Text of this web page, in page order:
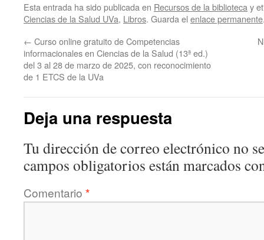
Esta entrada ha sido publicada en Recursos de la biblioteca y
Ciencias de la Salud UVa, Libros. Guarda el enlace permanente
← Curso online gratuito de Competencias
informacionales en Ciencias de la Salud (13ª ed.)
del 3 al 28 de marzo de 2025, con reconocimiento
de 1 ETCS de la UVa
Deja una respuesta
Tu dirección de correo electrónico no
campos obligatorios están marcados
Comentario *